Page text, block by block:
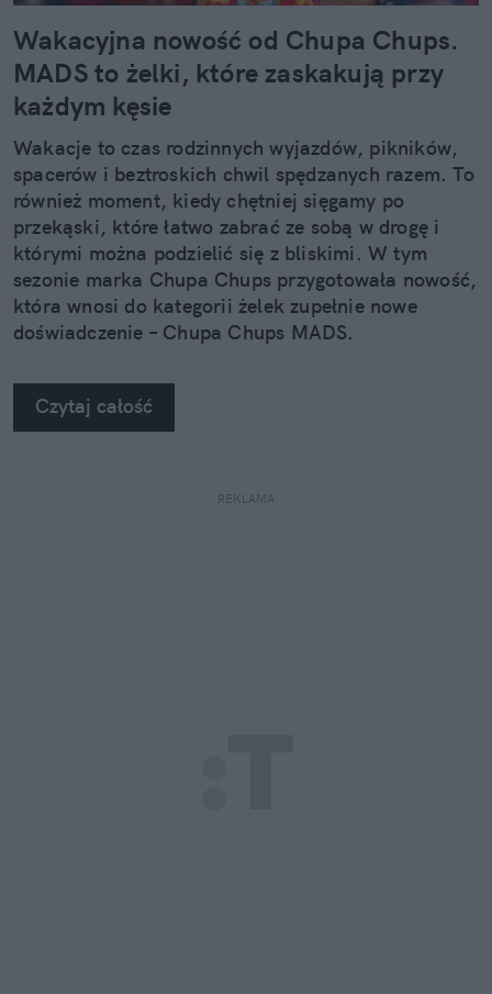
Wakacyjna nowość od Chupa Chups.
MADS to żelki, które zaskakują przy
każdym kęsie
Wakacje to czas rodzinnych wyjazdów, pikników,
spacerów i beztroskich chwil spędzanych razem. To
również moment, kiedy chętniej sięgamy po
przekąski, które łatwo zabrać ze sobą w drogę i
którymi można podzielić się z bliskimi. W tym
sezonie marka Chupa Chups przygotowała nowość,
która wnosi do kategorii żelek zupełnie nowe
doświadczenie – Chupa Chups MADS.
Czytaj całość
REKLAMA